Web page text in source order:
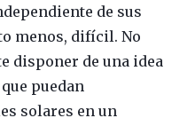
de sus
menos, difícil. No
disponer de una idea
puedan
solares en un